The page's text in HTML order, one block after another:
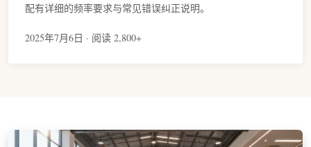
配有详细的频率要求与常见错误纠正说明。
2025年7月6日 · 阅读 2,800+